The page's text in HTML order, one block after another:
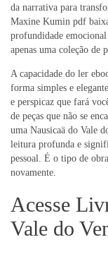
da narrativa para
Maxine Kumin pdf
profundidade
apenas uma coleção de
A capacidade do ler
forma simples e
e perspicaz que fará
de peças que não se
uma Nausicaä do Vale
leitura profunda e
pessoal. É o tipo de
novamente.
Acesse
Vale do